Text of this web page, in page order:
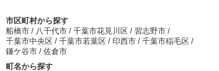
市区町村から探す
船橋市 / 八千代市 / 千葉市花見川区 / 習志野市 /
千葉市中央区 / 千葉市若葉区 / 印西市 / 千葉市稲毛区 /
鎌ケ谷市 / 佐倉市
町名から探す